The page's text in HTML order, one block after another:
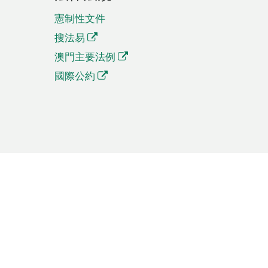
憲制性文件
搜法易
澳門主要法例
國際公約